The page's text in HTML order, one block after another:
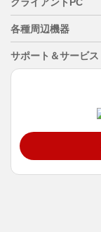
各種周辺機器
サポート＆サービス